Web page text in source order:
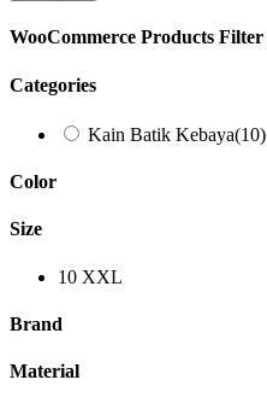
WooCommerce Products Filter
Categories
Kain Batik Kebaya(10)
Color
Size
10 XXL
Brand
Material